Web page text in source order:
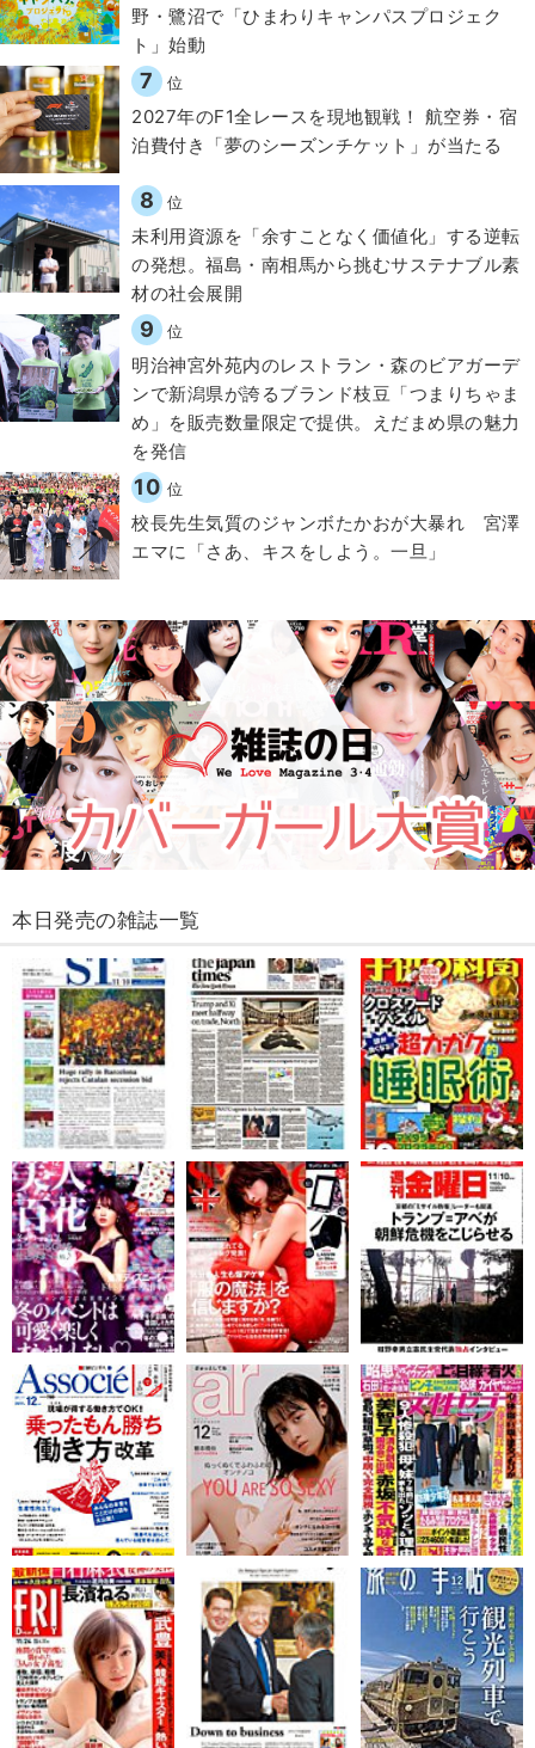
野・鷺沼で「ひまわりキャンパスプロジェク
ト」始動
7 位
2027年のF1全レースを現地観戦！ 航空券・宿
泊費付き「夢のシーズンチケット」が当たる
8 位
​​未利用資源を「余すことなく価値化」する逆転
の発想。福島・南相馬から挑むサステナブル素
材の社会展開​
9 位
明治神宮外苑内のレストラン・森のビアガーデ
ンで新潟県が誇るブランド枝豆「つまりちゃま
め」を販売数量限定で提供。えだまめ県の魅力
を発信
10 位
校長先生気質のジャンボたかおが大暴れ 宮澤
エマに「さあ、キスをしよう。一旦」
本日発売の雑誌一覧